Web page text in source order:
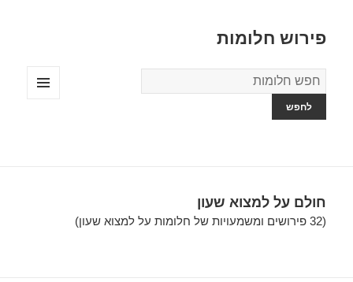
פירוש חלומות
מילון
החלומות
חולם על למצוא שעון
(32 פירושים ומשמעויות של חלומות על למצוא שעון)